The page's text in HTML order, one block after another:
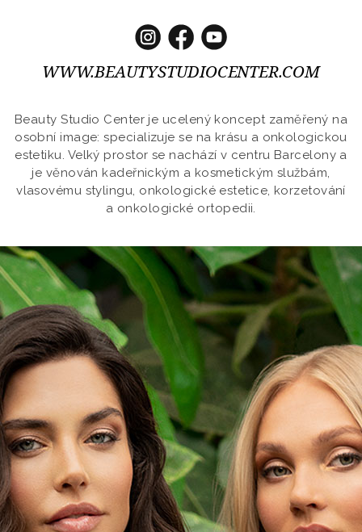
WWW.BEAUTYSTUDIOCENTER.COM
Beauty Studio Center je ucelený koncept zaměřený na
osobní image: specializuje se na krásu a onkologickou
estetiku. Velký prostor se nachází v centru Barcelony a
je věnován kadeřnickým a kosmetickým službám,
vlasovému stylingu, onkologické estetice, korzetování
a onkologické ortopedii.